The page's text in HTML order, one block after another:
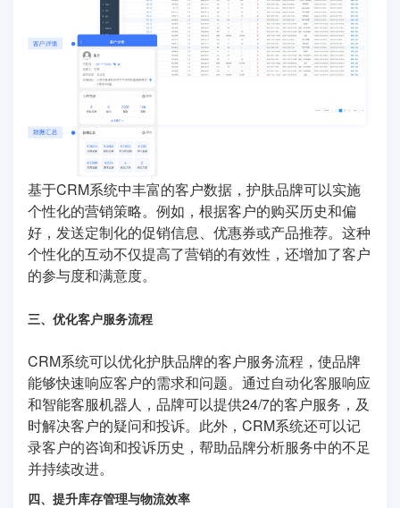
基于CRM系统中丰富的客户数据，护肤品牌可以实施
个性化的营销策略。例如，根据客户的购买历史和偏
好，发送定制化的促销信息、优惠券或产品推荐。这种
个性化的互动不仅提高了营销的有效性，还增加了客户
的参与度和满意度。
三、优化客户服务流程
CRM系统可以优化护肤品牌的客户服务流程，使品牌
能够快速响应客户的需求和问题。通过自动化客服响应
和智能客服机器人，品牌可以提供24/7的客户服务，及
时解决客户的疑问和投诉。此外，CRM系统还可以记
录客户的咨询和投诉历史，帮助品牌分析服务中的不足
并持续改进。
四、提升库存管理与物流效率